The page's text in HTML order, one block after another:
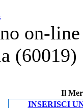
on-
(60019)
Il
INSERISCI